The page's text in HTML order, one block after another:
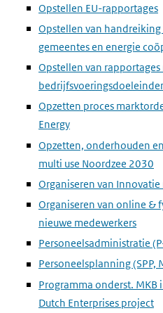
Opstellen EU-rapportages
Opstellen van
gemeentes en energie
Opstellen van
Opzetten proces
Energy
Opzetten, onderhouden
multi use Noordzee 2030
Organiseren van Innovatie
Organiseren van online &
nieuwe medewerkers
Personeelsadministratie
Personeelsplanning (SPP,
Programma onderst. MKB
Dutch Enterprises project